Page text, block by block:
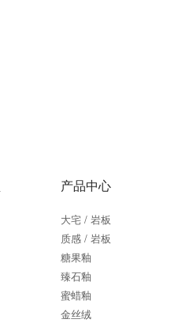
产品中心
大宅 / 岩板
质感 / 岩板
糖果釉
臻石釉
蜜蜡釉
金丝绒